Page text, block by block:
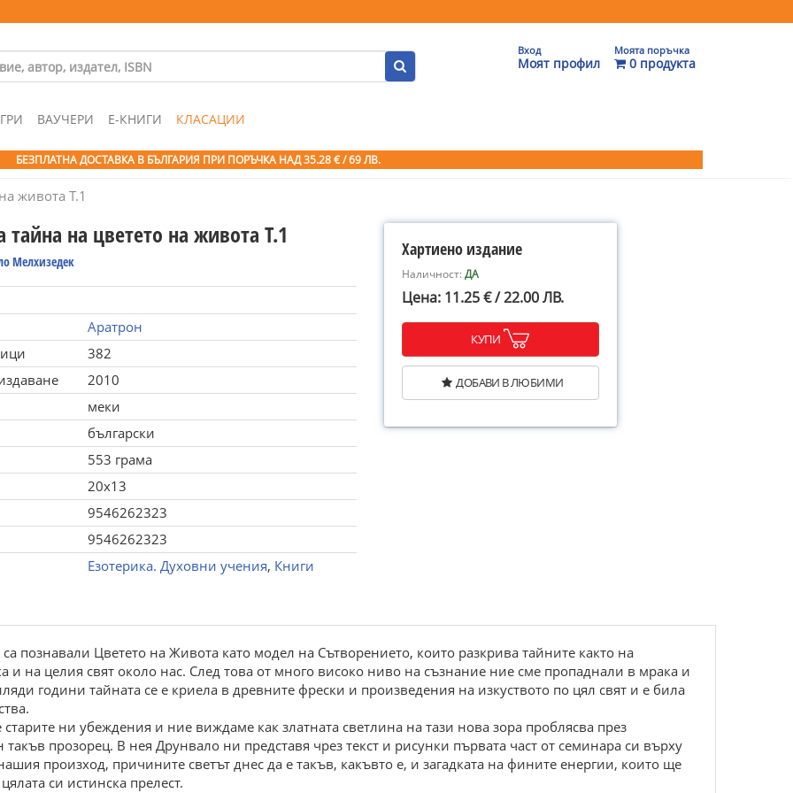
Вход
Моят профил
Моята поръчка
0 продукта
ВАУЧЕРИ Е-КНИГИ КЛАСАЦИИ
БЕЗПЛАТНА ДОСТАВКА В БЪЛГАРИЯ ПРИ ПОРЪЧКА НАД 35.28 € / 69 ЛВ.
живота Т.1
тайна на цветето на живота Т.1
Мелхизедек
Аратрон
382
2010
меки
български
553 грама
20x13
9546262323
9546262323
Езотерика. Духовни учения, Книги
Хартиено издание
Наличност:ДА
Цена: 11.25 € / 22.00 ЛВ.
КУПИ
ДОБАВИ В ЛЮБИМИ
познавали Цветето на Живота като модел на Сътворението, които разкрива тайните както на
и на целия свят около нас. След това от много високо ниво на съзнание ние сме пропаднали в мрака и
години тайната се е криела в древните фрески и произведения на изкуството по цял свят и е била
ни убеждения и ние виждаме как златната светлина на тази нова зора проблясва през
прозорец. В нея Друнвало ни представя чрез текст и рисунки първата част от семинара си върху
произход, причините светът днес да е такъв, какъвто е, и загадката на фините енергии, които ще
си истинска прелест.